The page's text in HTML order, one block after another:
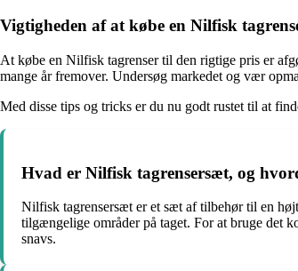
Vigtigheden af at købe en Nilfisk
At købe en Nilfisk tagrenser til den rigtige pris er
mange år fremover. Undersøg markedet og vær
Med disse tips og tricks er du nu godt rustet til at
Hvad er Nilfisk tagrensersæt, og
Nilfisk tagrensersæt er et sæt af tilbehør til en
tilgængelige områder på taget. For at bruge det
snavs.